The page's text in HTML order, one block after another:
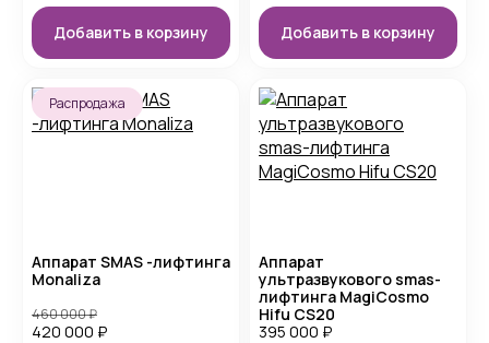
Добавить в корзину Добавить в корзину
Распродажа
Аппарат SMAS -лифтинга
Monaliza
420 000 ₽
460 000₽
Аппарат
ультразвукового smas-
лифтинга MagiCosmo
Hifu CS20
395 000 ₽